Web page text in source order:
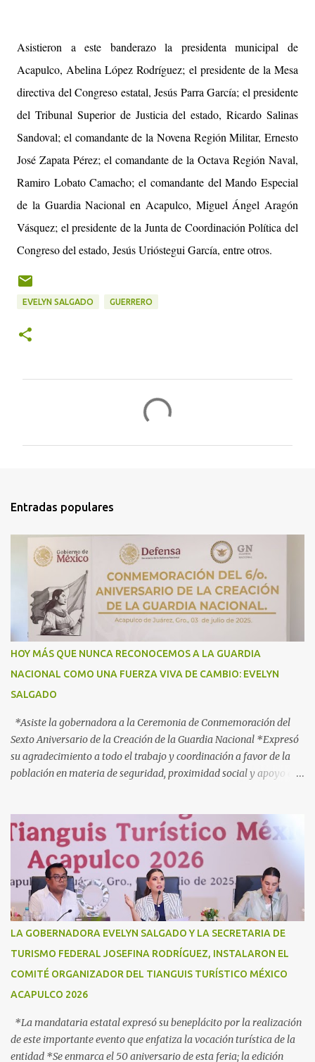
Asistieron a este banderazo la presidenta municipal de
Acapulco, Abelina López Rodríguez; el presidente de la Mesa
directiva del Congreso estatal, Jesús Parra García; el presidente
del Tribunal Superior de Justicia del estado, Ricardo Salinas
Sandoval; el comandante de la Novena Región Militar, Ernesto
José Zapata Pérez; el comandante de la Octava Región Naval,
Ramiro Lobato Camacho; el comandante del Mando Especial
de la Guardia Nacional en Acapulco, Miguel Ángel Aragón
Vásquez; el presidente de la Junta de Coordinación Política del
Congreso del estado, Jesús Urióstegui García, entre otros.
EVELYN SALGADO GUERRERO
t
Entradas populares
HOY MÁS QUE NUNCA RECONOCEMOS A LA GUARDIA
NACIONAL COMO UNA FUERZA VIVA DE CAMBIO: EVELYN
SALGADO
*Asiste la gobernadora a la Ceremonia de Conmemoración del
Sexto Aniversario de la Creación de la Guardia Nacional *Expresó
su agradecimiento a todo el trabajo y coordinación a favor de la
población en materia de seguridad, proximidad social y apoyo en
como una fuerza viva de cambio, como una realidad con uniforme,
con botas, con manos, pero sobre todo, con mucho corazón en el
territorio. Son ustedes la transformación, que no queda en
promesas, la que se juega el cuerpo por hacer Patria”, expresó la
gobernadora Evelyn Salgado Pineda, durante la Ceremonia de
Conmemoración del Sexto Aniversario de la Creación de la Guardia
Nacional, en donde también agradeció todo el trabajo y
proximidad social y apoyo en casos de desastres. “Hoy
celebramos seis años de la Guardia Nacional, celebramos a s...
LA GOBERNADORA EVELYN SALGADO Y LA SECRETARIA DE
TURISMO FEDERAL JOSEFINA RODRÍGUEZ, INSTALARON EL
COMITÉ ORGANIZADOR DEL TIANGUIS TURÍSTICO MÉXICO
ACAPULCO 2026
*La mandataria estatal expresó su beneplácito por la realización
de este importante evento que enfatiza la vocación turística de la
entidad *Se enmarca el 50 aniversario de esta feria; la edición